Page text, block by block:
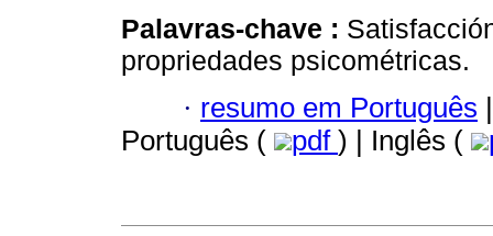
Palavras-chave :
propriedades psicométricas.
· resumo em Português |
Português (
pdf ) | Inglês (